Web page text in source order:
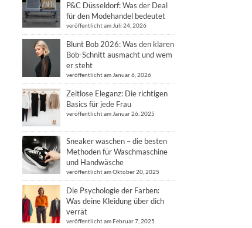
P&C Düsseldorf: Was der Deal
für den Modehandel bedeutet
veröffentlicht am Juli 24, 2026
Blunt Bob 2026: Was den klaren
Bob-Schnitt ausmacht und wem
er steht
veröffentlicht am Januar 6, 2026
Zeitlose Eleganz: Die richtigen
Basics für jede Frau
veröffentlicht am Januar 26, 2025
Sneaker waschen – die besten
Methoden für Waschmaschine
und Handwäsche
veröffentlicht am Oktober 20, 2025
Die Psychologie der Farben:
Was deine Kleidung über dich
verrät
veröffentlicht am Februar 7, 2025